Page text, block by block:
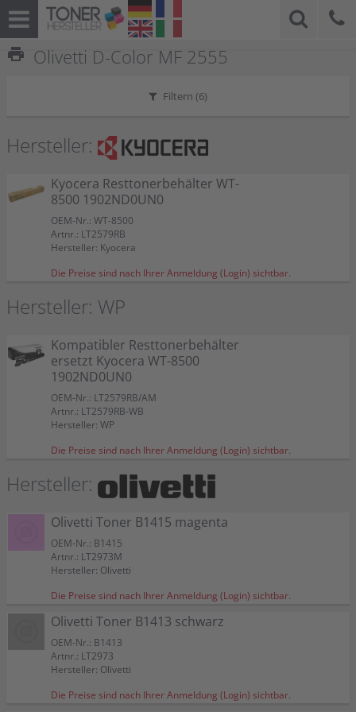
print Olivetti D-Color MF 2555
Filtern (6)
Hersteller:
Kyocera Resttonerbehälter WT-
8500 1902ND0UN0
OEM-Nr.: WT-8500
Artnr.: LT2579RB
Hersteller: Kyocera
Die Preise sind nach Ihrer Anmeldung (Login) sichtbar.
Kyocera Resttonerbehälter WT-8500
1902ND0UN0
OEM-Nr.: WT-8500
Artnr.: LT2579RB
Hersteller: Kyocera
Hersteller: WP
Kompatibler Resttonerbehälter
ersetzt Kyocera WT-8500
1902ND0UN0
OEM-Nr.: LT2579RB/AM
Artnr.: LT2579RB-WB
Hersteller: WP
Die Preise sind nach Ihrer Anmeldung (Login) sichtbar.
Kompatibler Resttonerbehälter ersetzt Kyocera
WT-8500 1902ND0UN0
OEM-Nr.: LT2579RB/AM
Artnr.: LT2579RB-WB
Hersteller: WP
Kompatibler Resttonerbehälter ersetzt Kyocera WT-8500
Hersteller:
Olivetti Toner B1415 magenta
OEM-Nr.: B1415
Artnr.: LT2973M
Hersteller: Olivetti
Die Preise sind nach Ihrer Anmeldung (Login) sichtbar.
Olivetti Toner B1415 magenta
OEM-Nr.: B1415
Artnr.: LT2973M
Hersteller: Olivetti
OEM
Olivetti Toner B1415 magenta
Olivetti Toner B1413 schwarz
OEM-Nr.: B1413
Artnr.: LT2973
Hersteller: Olivetti
Die Preise sind nach Ihrer Anmeldung (Login) sichtbar.
Olivetti Toner B1413 schwarz
OEM-Nr.: B1413
Artnr.: LT2973
Hersteller: Olivetti
OEM
Olivetti Toner B1413 schwarz
Olivetti Toner B1416 yellow
OEM-Nr.: B1416
Artnr.: LT2973Y
Hersteller: Olivetti
OEM
Olivetti Toner B1416 yellow
Olivetti Toner B1414 cyan
OEM-Nr.: B1414
Artnr.: LT2973C
Hersteller: Olivetti
OEM
Olivetti Toner B1414 cyan